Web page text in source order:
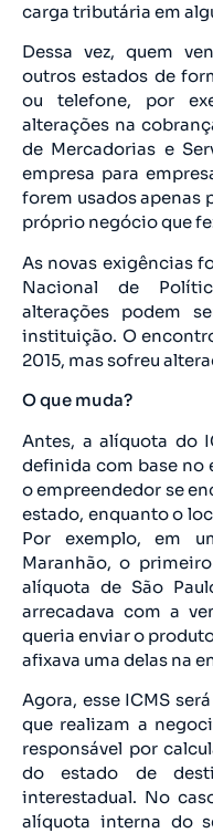
carga tributária em
Dessa vez, quem
outros estados de
ou telefone, por
alterações na
de Mercadorias e
empresa para
forem usados apenas
próprio negócio que
As novas exigências
Nacional de
alterações podem
instituição. O
2015, mas sofreu
O que muda?
Antes, a alíquota do
definida com base no
o empreendedor se
estado, enquanto o
Por exemplo, em
Maranhão, o
alíquota de São
arrecadava com a
queria enviar o
afixava uma delas na
Agora, esse ICMS
que realizam a
responsável por
do estado de
interestadual. No
alíquota interna do